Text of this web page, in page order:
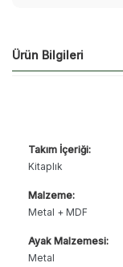
Ürün Bilgileri
Takım İçeriği:
Kitaplık
Malzeme:
Metal + MDF
Ayak Malzemesi:
Metal